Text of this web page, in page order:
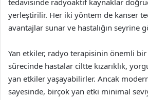
tedavisinde radyoaktif kaynaklar
yerleştirilir. Her iki yöntem de kanser
avantajlar sunar ve hastalığın seyrine
Yan etkiler, radyo terapisinin önemli bir
sürecinde hastalar ciltte kızarıklık,
yan etkiler yaşayabilirler. Ancak
sayesinde, birçok yan etki minimal